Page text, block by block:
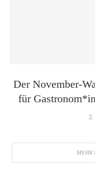
Der November-
für
2.
MEHR